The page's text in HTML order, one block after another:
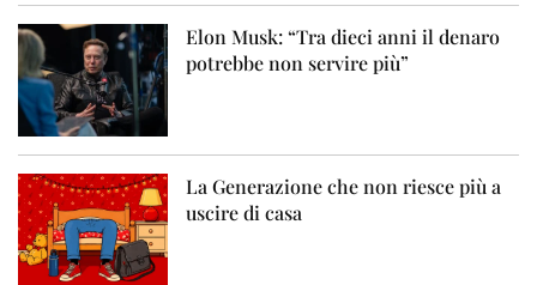
Elon Musk: “Tra dieci anni il denaro
potrebbe non servire più”
La Generazione che non riesce più a
uscire di casa